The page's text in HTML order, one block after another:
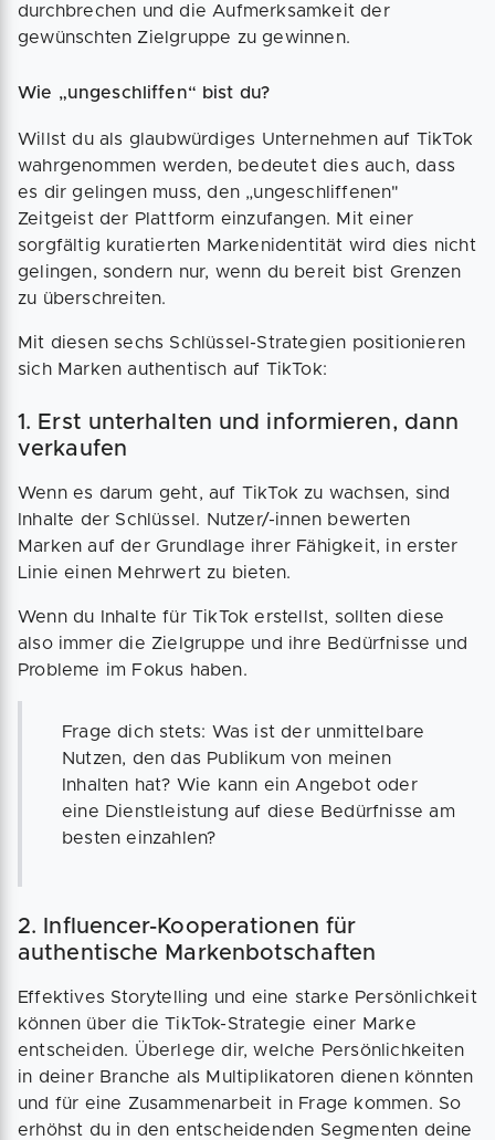
durchbrechen und die Aufmerksamkeit der
gewünschten Zielgruppe zu gewinnen.
Wie „ungeschliffen“ bist du?
Willst du als glaubwürdiges Unternehmen auf TikTok
wahrgenommen werden, bedeutet dies auch, dass
es dir gelingen muss, den „ungeschliffenen"
Zeitgeist der Plattform einzufangen. Mit einer
sorgfältig kuratierten Markenidentität wird dies nicht
gelingen, sondern nur, wenn du bereit bist Grenzen
zu überschreiten.
Mit diesen sechs Schlüssel-Strategien positionieren
sich Marken authentisch auf TikTok:
1. Erst unterhalten und informieren, dann
verkaufen
Wenn es darum geht, auf TikTok zu wachsen, sind
Inhalte der Schlüssel. Nutzer/-innen bewerten
Marken auf der Grundlage ihrer Fähigkeit, in erster
Linie einen Mehrwert zu bieten.
Wenn du Inhalte für TikTok erstellst, sollten diese
also immer die Zielgruppe und ihre Bedürfnisse und
Probleme im Fokus haben.
Frage dich stets: Was ist der unmittelbare
Nutzen, den das Publikum von meinen
Inhalten hat? Wie kann ein Angebot oder
eine Dienstleistung auf diese Bedürfnisse am
besten einzahlen?
2. Influencer-Kooperationen für
authentische Markenbotschaften
Effektives Storytelling und eine starke Persönlichkeit
können über die TikTok-Strategie einer Marke
entscheiden. Überlege dir, welche Persönlichkeiten
in deiner Branche als Multiplikatoren dienen könnten
und für eine Zusammenarbeit in Frage kommen. So
erhöhst du in den entscheidenden Segmenten deine